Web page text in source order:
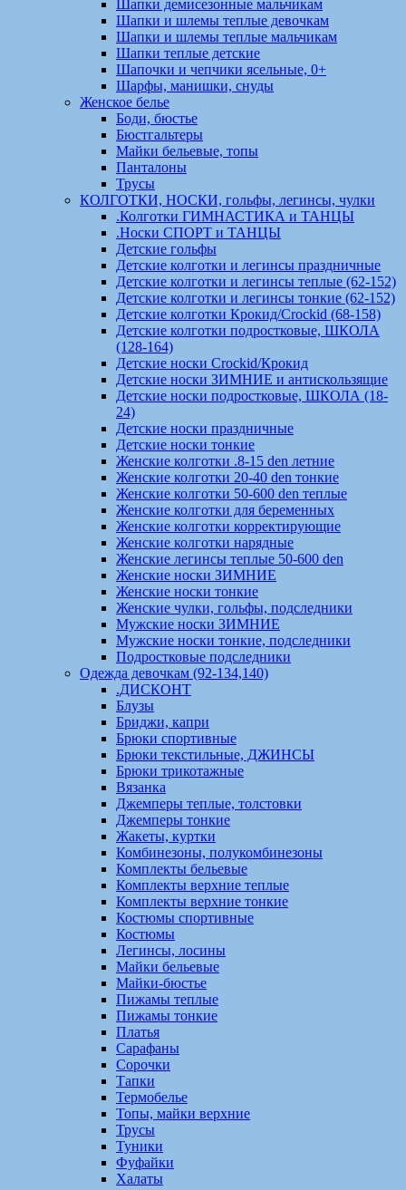
Шапки демисезонные мальчикам
Шапки и шлемы теплые девочкам
Шапки и шлемы теплые мальчикам
Шапки теплые детские
Шапочки и чепчики ясельные, 0+
Шарфы, манишки, снуды
Женское белье
Боди, бюстье
Бюстгальтеры
Майки бельевые, топы
Панталоны
Трусы
КОЛГОТКИ, НОСКИ, гольфы, легинсы, чулки
.Колготки ГИМНАСТИКА и ТАНЦЫ
.Носки СПОРТ и ТАНЦЫ
Детские гольфы
Детские колготки и легинсы праздничные
Детские колготки и легинсы теплые (62-152)
Детские колготки и легинсы тонкие (62-152)
Детские колготки Крокид/Crockid (68-158)
Детские колготки подростковые, ШКОЛА
(128-164)
Детские носки Crockid/Крокид
Детские носки ЗИМНИЕ и антискользящие
Детские носки подростковые, ШКОЛА (18-
24)
Детские носки праздничные
Детские носки тонкие
Женские колготки .8-15 den летние
Женские колготки 20-40 den тонкие
Женские колготки 50-600 den теплые
Женские колготки для беременных
Женские колготки корректирующие
Женские колготки нарядные
Женские легинсы теплые 50-600 den
Женские носки ЗИМНИЕ
Женские носки тонкие
Женские чулки, гольфы, подследники
Мужские носки ЗИМНИЕ
Мужские носки тонкие, подследники
Подростковые подследники
Одежда девочкам (92-134,140)
.ДИСКОНТ
Блузы
Бриджи, капри
Брюки спортивные
Брюки текстильные, ДЖИНСЫ
Брюки трикотажные
Вязанка
Джемперы теплые, толстовки
Джемперы тонкие
Жакеты, куртки
Комбинезоны, полукомбинезоны
Комплекты бельевые
Комплекты верхние теплые
Комплекты верхние тонкие
Костюмы спортивные
Костюмы
Легинсы, лосины
Майки бельевые
Майки-бюстье
Пижамы теплые
Пижамы тонкие
Платья
Сарафаны
Сорочки
Тапки
Термобелье
Топы, майки верхние
Трусы
Туники
Фуфайки
Халаты